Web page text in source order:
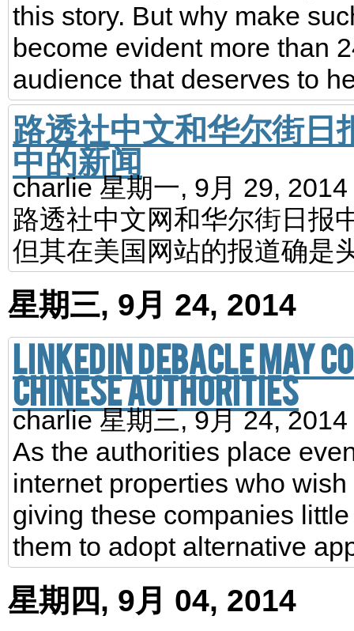
this story. But why make
become evident more than
audience that deserves to
路透社中文和华尔街日
中的新闻
charlie星期一, 9月 29, 2014
路透社中文网和华尔街日报
但其在美国网站的报道确是
星期三, 9月 24, 2014
LinkedIn debacle may
Chinese authorities
charlie星期三, 9月 24, 2014
As the authorities place
internet properties who
giving these companies
them to adopt alternative
星期四, 9月 04, 2014